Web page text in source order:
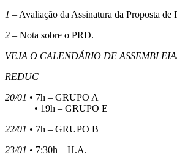
1 – Avaliação da Assinatura da Proposta de
2 – Nota sobre o PRD.
VEJA O CALENDÁRIO DE
REDUC
20/01 • 7h – GRUPO A
• 19h – GRUPO E
22/01 • 7h – GRUPO B
23/01 • 7:30h – H.A.